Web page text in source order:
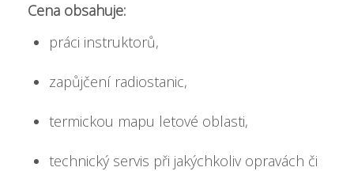
Cena obsahuje:
práci instruktorů,
zapůjčení radiostanic,
termickou mapu letové oblasti,
technický servis při jakýchkoliv opravách či